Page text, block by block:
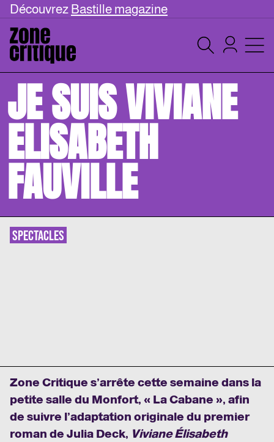
Découvrez Bastille magazine
JE SUIS VIVIANE
ELISABETH
FAUVILLE
SPECTACLES
Zone Critique s’arrête cette semaine dans la
petite salle du Monfort, « La Cabane », afin
de suivre l’adaptation originale du premier
roman de Julia Deck, Viviane Élisabeth